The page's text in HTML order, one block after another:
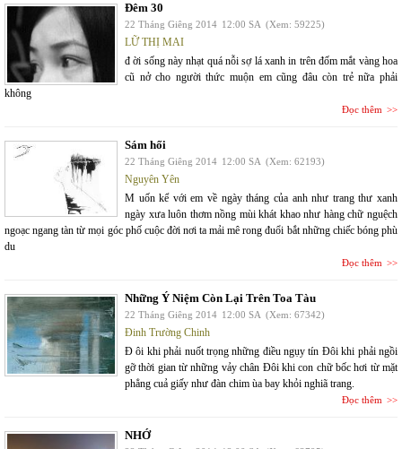
Đêm 30
22 Tháng Giêng 2014 12:00 SA (Xem: 59225)
LỮ THỊ MAI
đ ời sống này nhạt quá nỗi sợ lá xanh in trên đốm mắt vàng hoa
cũ nở cho người thức muộn em cũng đâu còn trẻ nữa phải
không
Đọc thêm
Sám hối
22 Tháng Giêng 2014 12:00 SA (Xem: 62193)
Nguyên Yên
M uốn kể với em về ngày tháng của anh như trang thư xanh
ngày xưa luôn thơm nồng mùi khát khao như hàng chữ nguệch
ngoạc ngang tàn từ mọi góc phố cuộc đời nơi ta mải mê rong đuổi bắt những chiếc bóng phù
du
Đọc thêm
Những Ý Niệm Còn Lại Trên Toa Tàu
22 Tháng Giêng 2014 12:00 SA (Xem: 67342)
Đinh Trường Chinh
Đ ôi khi phải nuốt trọng những điều ngụy tín Đôi khi phải ngồi
gỡ thời gian từ những vảy chân Đôi khi con chữ bốc hơi từ mặt
phẳng cuả giấy như đàn chim ùa bay khỏi nghiã trang.
Đọc thêm
NHỚ